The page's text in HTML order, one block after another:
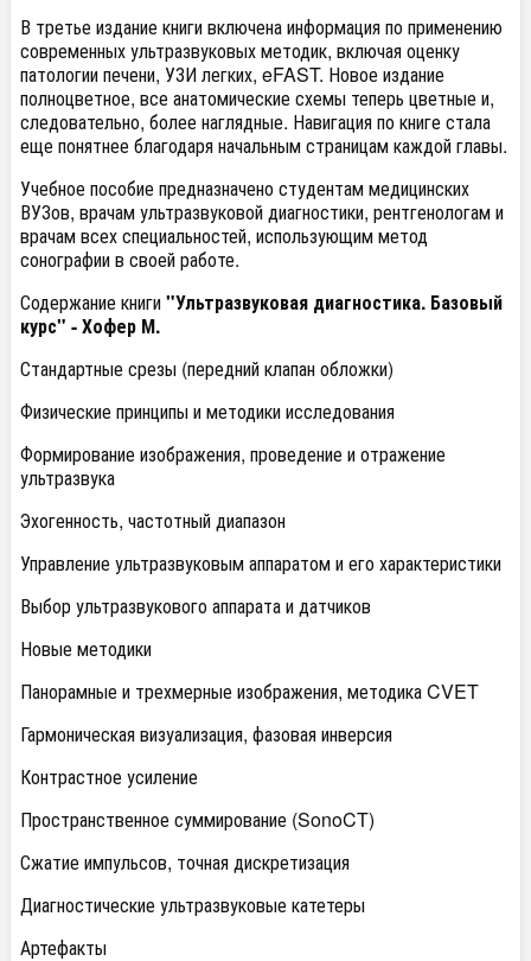
В третье издание книги включена информация по применению
современных ультразвуковых методик, включая оценку
патологии печени, УЗИ легких, eFAST. Новое издание
полноцветное, все анатомические схемы теперь цветные и,
следовательно, более наглядные. Навигация по книге стала
еще понятнее благодаря начальным страницам каждой главы.
Учебное пособие предназначено студентам медицинских
ВУЗов, врачам ультразвуковой диагностики, рентгенологам и
врачам всех специальностей, использующим метод
сонографии в своей работе.
Содержание книги"Ультразвуковая диагностика. Базовый
курс" -Хофер М.
Стандартные срезы (передний клапан обложки)
Физические принципы и методики исследования
Формирование изображения, проведение и отражение
ультразвука
Эхогенность, частотный диапазон
Управление ультразвуковым аппаратом и его характеристики
Выбор ультразвукового аппарата и датчиков
Новые методики
Панорамные и трехмерные изображения, методика CVET
Гармоническая визуализация, фазовая инверсия
Контрастное усиление
Пространственное суммирование (SonoCT)
Сжатие импульсов, точная дискретизация
Диагностические ультразвуковые катетеры
Артефакты